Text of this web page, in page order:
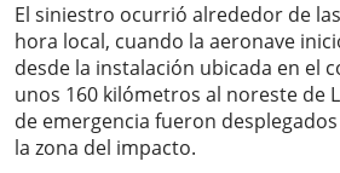
El siniestro ocurrió alrededor de
hora local, cuando la aeronave
desde la instalación ubicada en el
unos 160 kilómetros al noreste de
de emergencia fueron
la zona del impacto.